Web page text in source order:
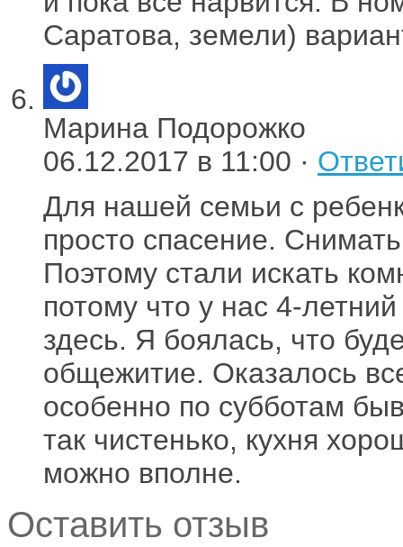
Саратова, земели)
Марина Подорожко
06.12.2017 в 11:00 ·
Для нашей семьи с
просто спасение.
Поэтому стали искать
потому что у нас 4-
здесь. Я боялась, что
общежитие. Оказалось
особенно по субботам
так чистенько, кухня
можно вполне.
Оставить отзыв